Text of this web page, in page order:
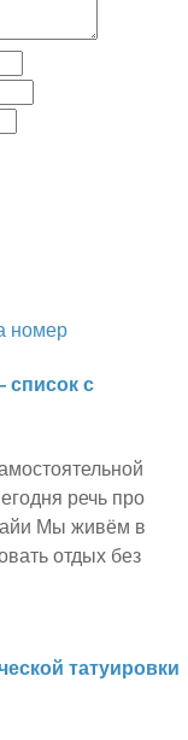
список с
речь про
Мы живём в
отдых без
татуировки